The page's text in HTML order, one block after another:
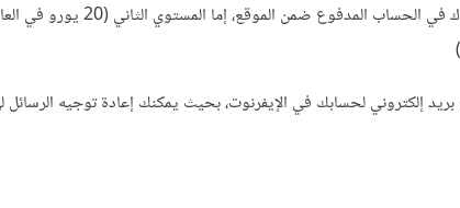
هذه الخدمة تحتاج أختي إلى اشتراك في الحساب المدفوع ضمن الموقع، إما
إلكتروني لحسابك في الإيفرنوت، بحيث يمكنك إعادة توجيه الرسائل